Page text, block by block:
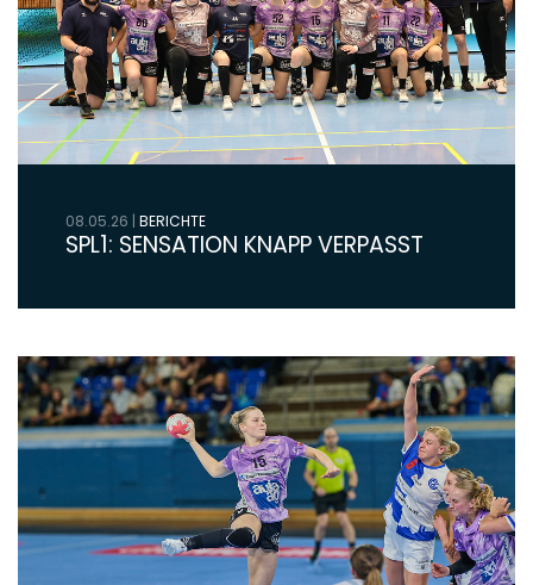
08.05.26 | BERICHTE
SPL1: SENSATION KNAPP VERPASST